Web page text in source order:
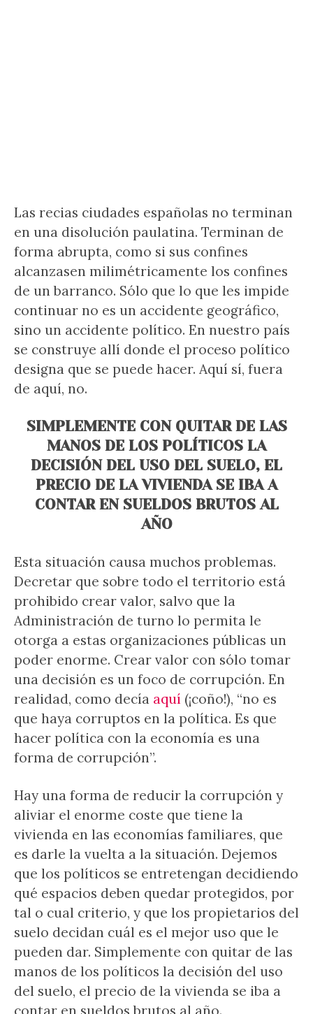
Las recias ciudades españolas no terminan
en una disolución paulatina. Terminan de
forma abrupta, como si sus confines
alcanzasen milimétricamente los confines
de un barranco. Sólo que lo que les impide
continuar no es un accidente geográfico,
sino un accidente político. En nuestro país
se construye allí donde el proceso político
designa que se puede hacer. Aquí sí, fuera
de aquí, no.
SIMPLEMENTE CON QUITAR DE LAS
MANOS DE LOS POLÍTICOS LA
DECISIÓN DEL USO DEL SUELO, EL
PRECIO DE LA VIVIENDA SE IBA A
CONTAR EN SUELDOS BRUTOS AL
AÑO
Esta situación causa muchos problemas.
Decretar que sobre todo el territorio está
prohibido crear valor, salvo que la
Administración de turno lo permita le
otorga a estas organizaciones públicas un
poder enorme. Crear valor con sólo tomar
una decisión es un foco de corrupción. En
realidad, como decía aquí (¡coño!), “no es
que haya corruptos en la política. Es que
hacer política con la economía es una
forma de corrupción”.
Hay una forma de reducir la corrupción y
aliviar el enorme coste que tiene la
vivienda en las economías familiares, que
es darle la vuelta a la situación. Dejemos
que los políticos se entretengan decidiendo
qué espacios deben quedar protegidos, por
tal o cual criterio, y que los propietarios del
suelo decidan cuál es el mejor uso que le
pueden dar. Simplemente con quitar de las
manos de los políticos la decisión del uso
del suelo, el precio de la vivienda se iba a
contar en sueldos brutos al año.